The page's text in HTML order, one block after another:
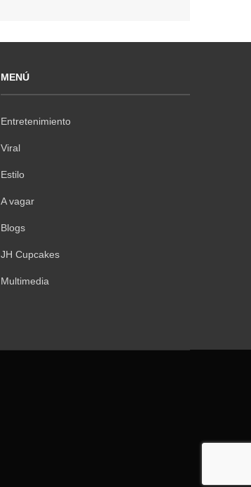
MENÚ
Entretenimiento
Viral
Estilo
A vagar
Blogs
JH Cupcakes
Multimedia